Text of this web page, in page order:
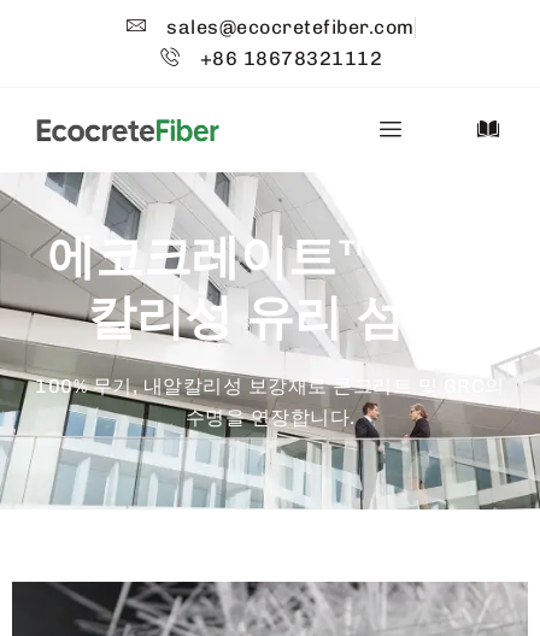
sales@ecocretefiber.com
+86 18678321112
에코크레이트™ 내알
칼리성 유리 섬유
100% 무기, 내알칼리성 보강재로 콘크리트 및 GRC의
수명을 연장합니다.